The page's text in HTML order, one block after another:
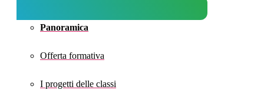
Panoramica
Offerta formativa
I progetti delle classi